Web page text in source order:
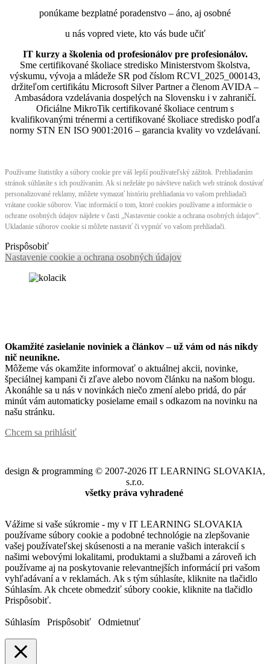
ponúkame bezplatné poradenstvo – áno, aj osobné
u nás vopred viete, kto vás bude učiť
IT kurzy a školenia od profesionálov pre profesionálov.
Sme certifikované školiace stredisko Ministerstvom školstva,
výskumu, vývoja a mládeže SR pod číslom RCVI_2025_000143,
držiteľom certifikátu Microsoft Silver Partner a členom AVIDA –
Ambasádora vzdelávania dospelých na Slovensku i v zahraničí.​​​​​​​​​​​​​​​​
Oficiálne MikroTik certifikované školiace centrum s
kvalifikovanými trénermi ​​​​​​​​​​a certifikované školiace stredisko podľa
normy STN EN ISO 9001:2016 – garancia kvality vo vzdelávaní.
Používame štatistiky a súbory cookie pre váš lepší používateľský zážitok. Prehliadaním
stránok súhlasíte s ich používaním. Ak si neželáte po návšteve našich web stránok dostávať
personalizované reklamy, môžete vymazať históriu prehliadania vo vašom prehliadači
vrátane cookie súborov. Viac informácií o tom, ktoré cookies používame a informácie o
ochrane osobných údajov nájdete v časti „Nastavenie cookie a ochrana osobných údajov“.
Ukladanie súborov cookie si môžete nastaviť či vypnúť vo vašom prehliadači.
Prispôsobiť
Nastavenie cookie a ochrana osobných údajov
Okamžité zasielanie noviniek a článkov – už vám od nás nikdy
nič neunikne.
Môžeme vás okamžite informovať o aktuálnej akcii, novinke,
špeciálnej kampani či zľave alebo novom článku na našom blogu.
Akonáhle sa u nás v novinkách niečo zmení alebo pridá, do pár
minút vám automaticky posielame email s odkazom na novinku na
našu stránku.
Chcem sa prihlásiť
design & programming © 2007-2026 IT LEARNING SLOVAKIA,
s.r.o.
všetky práva vyhradené
Vážime si vaše súkromie - my v IT LEARNING SLOVAKIA
používame súbory cookie a podobné technológie na zlepšovanie
vašej používateľskej skúsenosti a na meranie vašich interakcií s
našimi webovými lokalitami, produktami a službami a zároveň ich
používame aj na poskytovanie relevantnejších informácií pri vašom
vyhľadávaní a v reklamách. Ak s tým súhlasíte, kliknite na tlačidlo
Súhlasím. Ak chcete obmedziť súbory cookie, kliknite na tlačidlo
Prispôsobiť.
Súhlasím Prispôsobiť Odmietnuť